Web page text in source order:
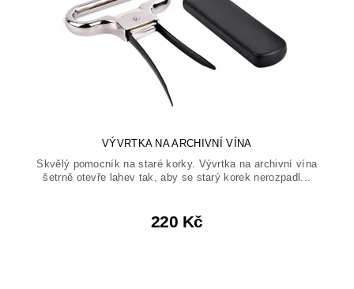
VÝVRTKA NA ARCHIVNÍ VÍNA
Skvělý pomocník na staré korky. Vývrtka na archivní vína
šetrně otevře lahev tak, aby se starý korek nerozpadl...
220 Kč